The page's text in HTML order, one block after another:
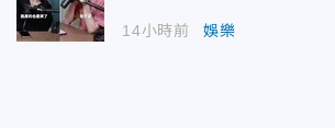
14小時前 娛樂